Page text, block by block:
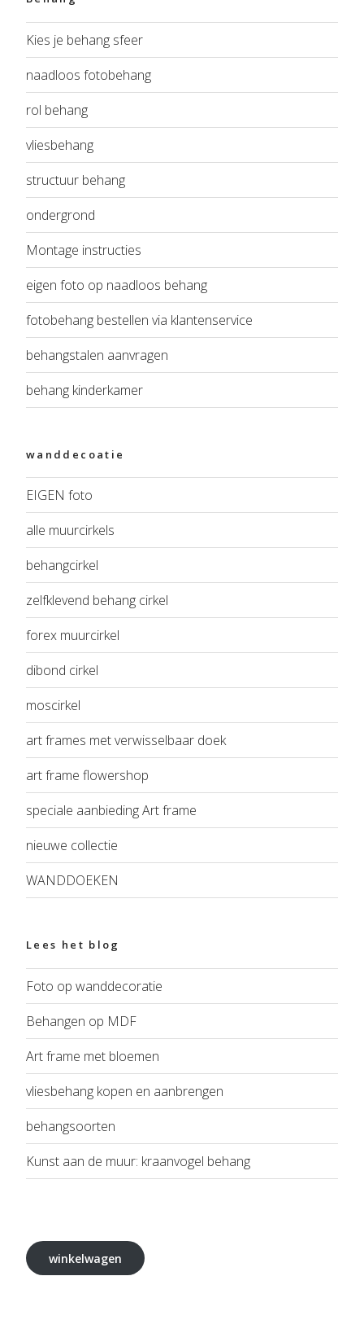
Kies je behang sfeer
naadloos fotobehang
rol behang
vliesbehang
structuur behang
ondergrond
Montage instructies
eigen foto op naadloos behang
fotobehang bestellen via klantenservice
behangstalen aanvragen
behang kinderkamer
wanddecoatie
EIGEN foto
alle muurcirkels
behangcirkel
zelfklevend behang cirkel
forex muurcirkel
dibond cirkel
moscirkel
art frames met verwisselbaar doek
art frame flowershop
speciale aanbieding Art frame
nieuwe collectie
WANDDOEKEN
Lees het blog
Foto op wanddecoratie
Behangen op MDF
Art frame met bloemen
vliesbehang kopen en aanbrengen
behangsoorten
Kunst aan de muur: kraanvogel behang
winkelwagen